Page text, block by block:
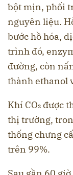
bột mịn, phối
nguyên liệu.
bước hồ hóa,
trình đó,
đường, còn
thành ethanol
Khí CO₂ được
thị trường,
thống chưng
trên 99%.